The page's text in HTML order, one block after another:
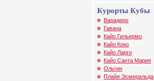
Курорты Кубы
Варадеро
Гавана
Кайо Гильермо
Кайо Коко
Кайо Ларго
Кайо Санта Мария
Ольгин
Плайя Эсмеральда